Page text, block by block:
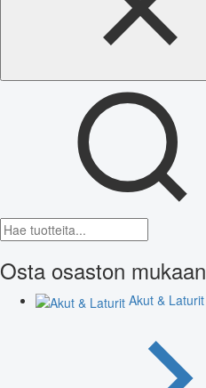
Osta osaston mukaan
Akut & Laturit